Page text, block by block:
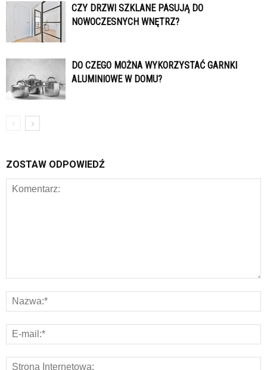
CZY DRZWI SZKLANE PASUJĄ DO
NOWOCZESNYCH WNĘTRZ?
DO CZEGO MOŻNA WYKORZYSTAĆ GARNKI
ALUMINIOWE W DOMU?
ZOSTAW ODPOWIEDŹ